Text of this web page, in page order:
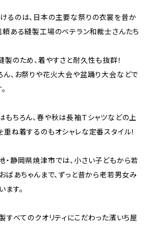
るのは、日本の主要な祭りの衣裳を昔か
頼ある縫製工場のベテラン和裁士さんたち
のため、着やすさと耐久性も抜群！
ん、お祭りや花火大会や盆踊り大会などで
もちろん、春や秋は長袖Ｔシャツなどの上
重ね着するのもオシャレな定番スタイル！
・静岡県焼津市では、小さい子どもから若
ばあちゃんまで、ずっと昔から老若男女み
す。
すべてのクオリティにこだわった濱いち屋